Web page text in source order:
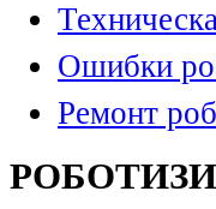
Ошибки
Ремонт